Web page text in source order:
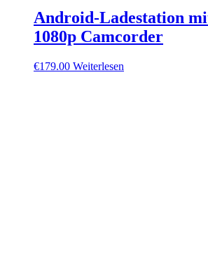
Android-Ladestation
1080p Camcorder
€179.00 Weiterlesen